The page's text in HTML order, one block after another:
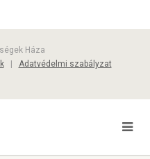
Háza
| Adatvédelmi szabályzat